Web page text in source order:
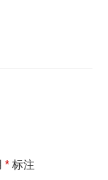
* 标注